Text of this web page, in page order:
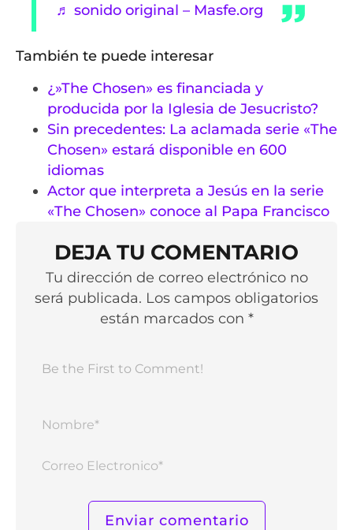
♬ sonido original – Masfe.org
También te puede interesar
¿»The Chosen» es financiada y
producida por la Iglesia de Jesucristo?
Sin precedentes: La aclamada serie «The
Chosen» estará disponible en 600
idiomas
Actor que interpreta a Jesús en la serie
«The Chosen» conoce al Papa Francisco
DEJA TU COMENTARIO
Tu dirección de correo electrónico no
será publicada. Los campos obligatorios
están marcados con *